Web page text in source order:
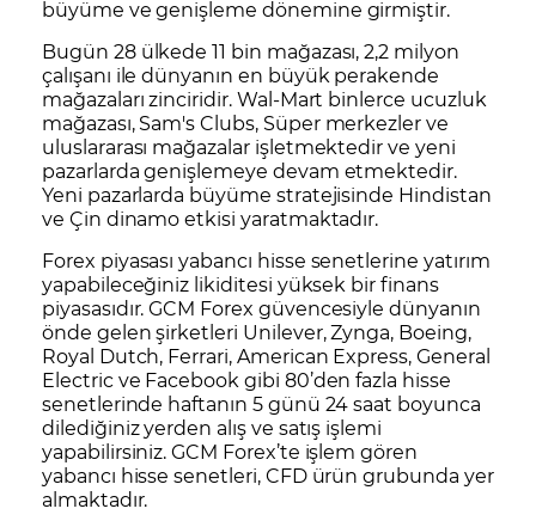
büyüme ve genişleme dönemine girmiştir.
Bugün 28 ülkede 11 bin mağazası, 2,2 milyon
çalışanı ile dünyanın en büyük perakende
mağazaları zinciridir. Wal-Mart binlerce ucuzluk
mağazası, Sam's Clubs, Süper merkezler ve
uluslararası mağazalar işletmektedir ve yeni
pazarlarda genişlemeye devam etmektedir.
Yeni pazarlarda büyüme stratejisinde Hindistan
ve Çin dinamo etkisi yaratmaktadır.
Forex piyasası yabancı hisse senetlerine yatırım
yapabileceğiniz likiditesi yüksek bir finans
piyasasıdır. GCM Forex güvencesiyle dünyanın
önde gelen şirketleri Unilever,Zynga, Boeing,
Royal Dutch, Ferrari,American Express,General
Electricve Facebook gibi 80’den fazla hisse
senetlerinde haftanın 5 günü 24 saat boyunca
dilediğiniz yerden alış ve satış işlemi
yapabilirsiniz. GCM Forex’te işlem gören
yabancı hisse senetleri, CFD ürün grubunda yer
almaktadır.